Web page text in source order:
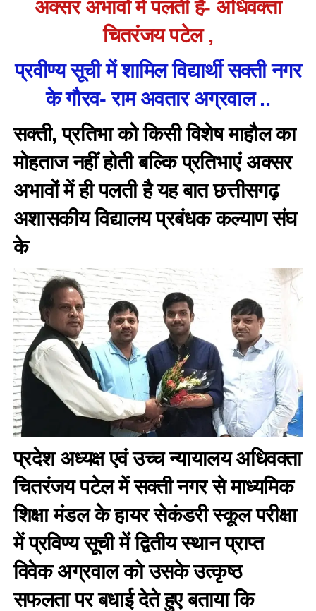
अक्सर अभावों में पलती है- अधिवक्ता
चितरंजय पटेल ,
प्रवीण्य सूची में शामिल विद्यार्थी सक्ती नगर
के गौरव- राम अवतार अग्रवाल ..
सक्ती, प्रतिभा को किसी विशेष माहौल का
मोहताज नहीं होती बल्कि प्रतिभाएं अक्सर
अभावों में ही पलती है यह बात छत्तीसगढ़
अशासकीय विद्यालय प्रबंधक कल्याण संघ
के
प्रदेश अध्यक्ष एवं उच्च न्यायालय अधिवक्ता
चितरंजय पटेल में सक्ती नगर से माध्यमिक
शिक्षा मंडल के हायर सेकंडरी स्कूल परीक्षा
में प्रविण्य सूची में द्वितीय स्थान प्राप्त
विवेक अग्रवाल को उसके उत्कृष्ठ
सफलता पर बधाई देते हुए बताया कि